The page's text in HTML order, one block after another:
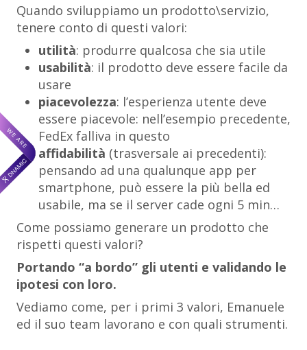
Quando sviluppiamo un prodotto\servizio,
tenere conto di questi valori:
utilità: produrre qualcosa che sia utile
usabilità: il prodotto deve essere facile da
usare
piacevolezza: l’esperienza utente deve
essere piacevole: nell’esempio precedente,
FedEx falliva in questo
affidabilità (trasversale ai precedenti):
pensando ad una qualunque app per
smartphone, può essere la più bella ed
usabile, ma se il server cade ogni 5 min…
Come possiamo generare un prodotto che
rispetti questi valori?
Portando “a bordo” gli utenti e validando le
ipotesi con loro.
Vediamo come, per i primi 3 valori, Emanuele
ed il suo team lavorano e con quali strumenti.